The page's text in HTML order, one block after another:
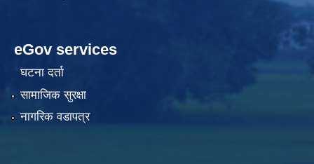
eGov services
घटना दर्ता
सामाजिक सुरक्षा
नागरिक वडापत्र